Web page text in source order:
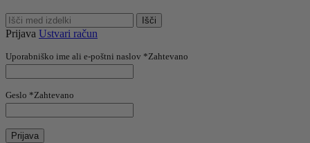
Išči
Prijava Ustvari račun
Uporabniško ime ali e-poštni naslov *Zahtevano
Geslo *Zahtevano
Prijava